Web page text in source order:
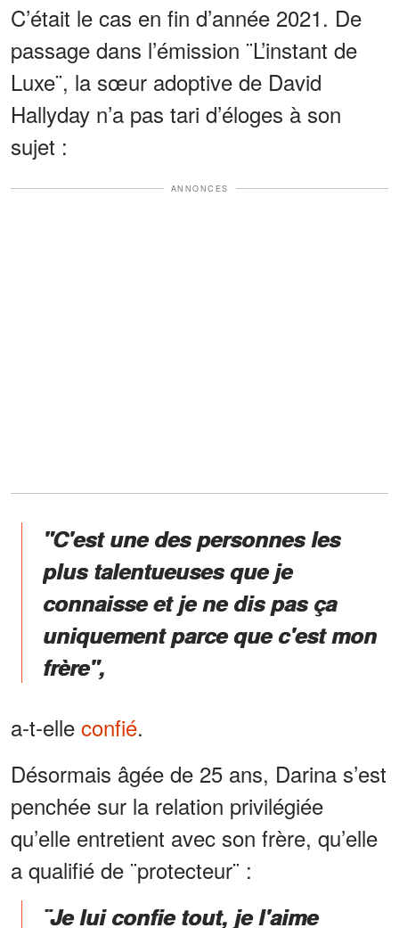
C’était le cas en fin d’année 2021. De
passage dans l’émission ¨L’instant de
Luxe¨, la sœur adoptive de David
Hallyday n’a pas tari d’éloges à son
sujet :
ANNONCES
"C'est une des personnes les
plus talentueuses que je
connaisse et je ne dis pas ça
uniquement parce que c'est mon
frère",
a-t-elle confié.
Désormais âgée de 25 ans, Darina s’est
penchée sur la relation privilégiée
qu’elle entretient avec son frère, qu’elle
a qualifié de ¨protecteur¨ :
¨Je lui confie tout, je l'aime